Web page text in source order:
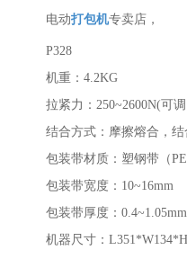
电动打包机专卖店，
P328
机重：4.2KG
拉紧力：250~2600N(可调
结合方式：摩擦熔合，结
包装带材质：塑钢带（
包装带宽度：10~16mm
包装带厚度：0.4~1.05mm
机器尺寸：